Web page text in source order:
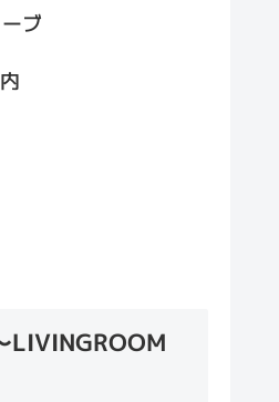
ブ
LIVINGROOM